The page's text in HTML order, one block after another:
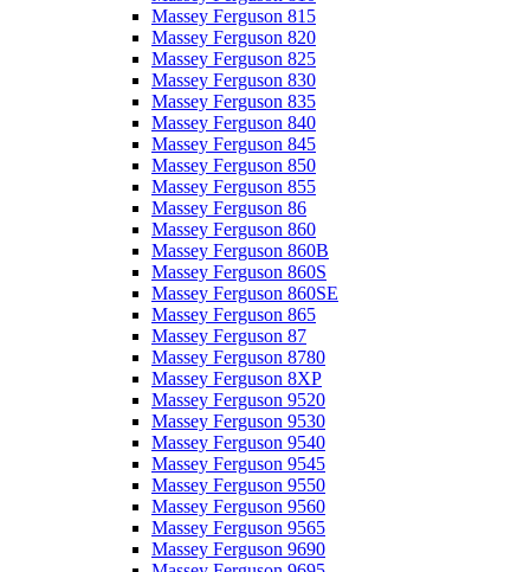
Massey Ferguson 815
Massey Ferguson 820
Massey Ferguson 825
Massey Ferguson 830
Massey Ferguson 835
Massey Ferguson 840
Massey Ferguson 845
Massey Ferguson 850
Massey Ferguson 855
Massey Ferguson 86
Massey Ferguson 860
Massey Ferguson 860B
Massey Ferguson 860S
Massey Ferguson 860SE
Massey Ferguson 865
Massey Ferguson 87
Massey Ferguson 8780
Massey Ferguson 8XP
Massey Ferguson 9520
Massey Ferguson 9530
Massey Ferguson 9540
Massey Ferguson 9545
Massey Ferguson 9550
Massey Ferguson 9560
Massey Ferguson 9565
Massey Ferguson 9690